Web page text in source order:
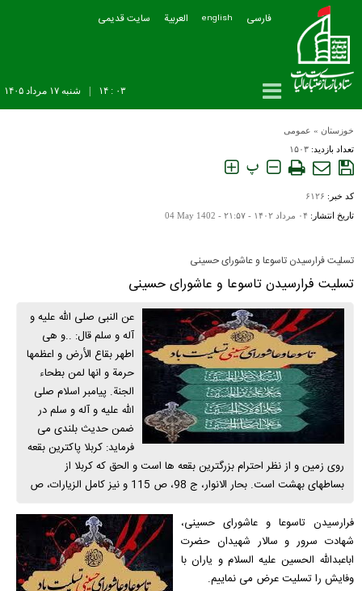
فارسی english العربیة سایت قدیمی
شنبه ۱۷ مرداد ۱۴۰۵ ۰۳ : ۱۴
خوزستان » عمومی
تعداد بازدید: ۱۵۰۳
پ
کد خبر: ۶۱۲۶
تاریخ انتشار: ۰۴ مرداد ۱۴۰۲ - ۲۱:۵۷ - 04 May 1402
تسلیت فرارسیدن تاسوعا و عاشورای حسینی
تسلیت فرارسیدن تاسوعا و عاشورای حسینی
عن النبی صلی الله علیه و
آله و سلم قال: ..و هی
اطهر بقاع الأرض و اعظمها
حرمة و انها لمن بطحاء
الجنة. پیامبر اسلام صلی
الله علیه و آله و سلم در
ضمن حدیث بلندی می
فرماید: کربلا پاکترین بقعه
روی زمین و از نظر احترام بزرگترین بقعه ها است و الحق که کربلا از
بساطهای بهشت است. بحار الانوار، ج 98، ص 115 و نیز کامل الزیارات، ص
فرارسیدن تاسوعا و عاشورای حسینی،
شهادت سرور و سالار شهیدان حضرت
اباعبدالله الحسین علیه السلام و یاران با
وفایش را تسلیت عرض می نماییم.